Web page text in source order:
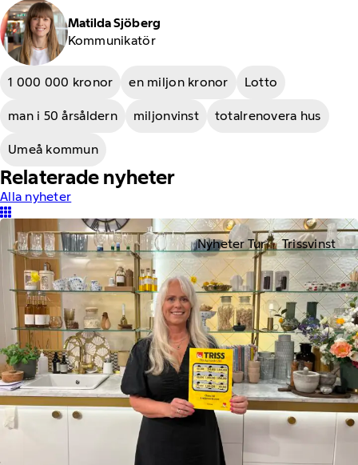
Kommunikatör
Matilda Sjöberg
1 000 000 kronor en miljon kronor Lotto
man i 50 årsåldern miljonvinst totalrenovera hus
Umeå kommun
Relaterade nyheter
Alla nyheter
Nyheter Tur Trissvinst